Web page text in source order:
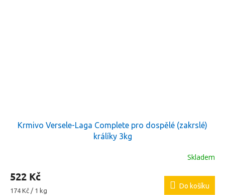
Krmivo Versele-Laga Complete pro dospělé (zakrslé)
králíky 3kg
Skladem
522 Kč
Měrná
174 Kč / 1 kg
Do košíku